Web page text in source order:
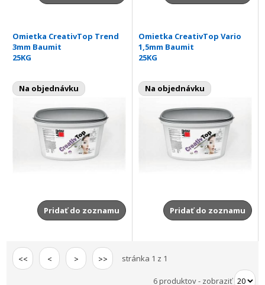
Omietka CreativTop Trend
3mm Baumit
25KG
Na objednávku
Pridať do zoznamu
Omietka CreativTop Vario
1,5mm Baumit
25KG
Na objednávku
Pridať do zoznamu
<< < > >> stránka 1 z 1
6 produktov- zobraziť